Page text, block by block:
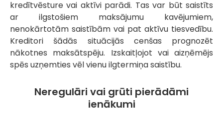
kredītvēsture vai aktīvi parādi. Tas var būt saistīts
ar ilgstošiem maksājumu kavējumiem,
nenokārtotām saistībām vai pat aktīvu tiesvedību.
Kreditori šādās situācijās cenšas prognozēt
nākotnes maksātspēju. Izskaitļojot vai aizņēmējs
spēs uzņemties vēl vienu ilgtermiņa saistību.
Neregulāri vai grūti pierādāmi
ienākumi